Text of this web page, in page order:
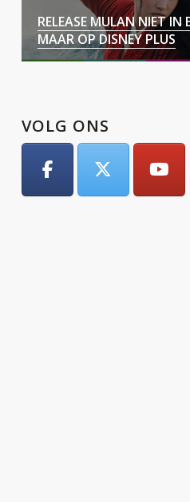
RELEASE MULAN NIET IN
MAAR OP DISNEY PLUS
VOLG ONS